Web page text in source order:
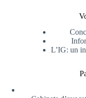
L’IG: un